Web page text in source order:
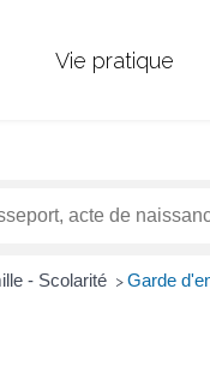
Vie pratique
- Scolarité > Garde